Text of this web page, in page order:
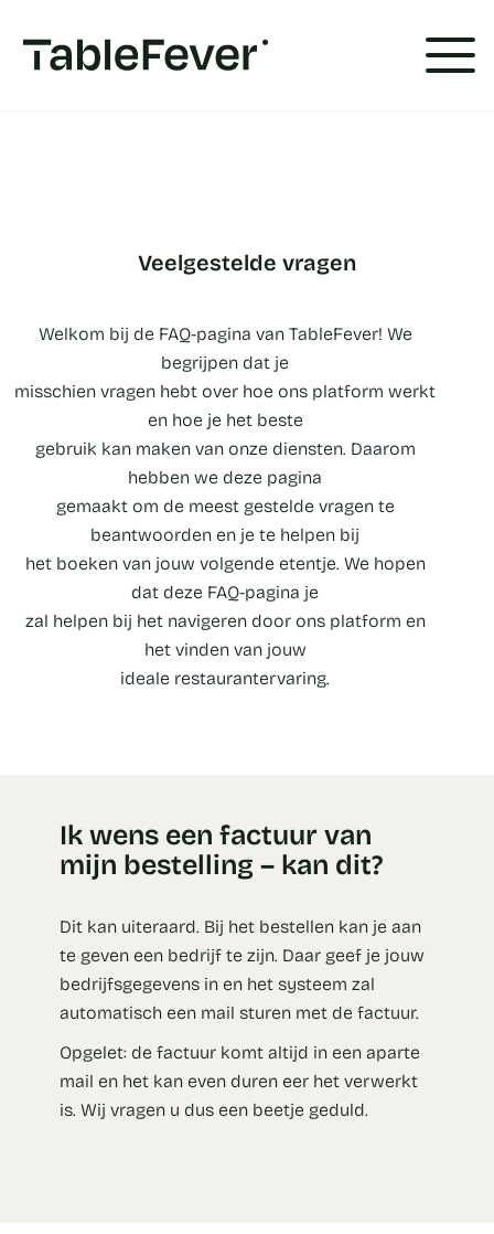
Veelgestelde vragen
Welkom bij de FAQ-pagina van TableFever! We
begrijpen dat je
misschien vragen hebt over hoe ons platform werkt
en hoe je het beste
gebruik kan maken van onze diensten. Daarom
hebben we deze pagina
gemaakt om de meest gestelde vragen te
beantwoorden en je te helpen bij
het boeken van jouw volgende etentje. We hopen
dat deze FAQ-pagina je
zal helpen bij het navigeren door ons platform en
het vinden van jouw
ideale restaurantervaring.
Ik wens een factuur van
mijn bestelling – kan dit?
Dit kan uiteraard. Bij het bestellen kan je aan
te geven een bedrijf te zijn. Daar geef je jouw
bedrijfsgegevens in en het systeem zal
automatisch een mail sturen met de factuur.
Opgelet: de factuur komt altijd in een aparte
mail en het kan even duren eer het verwerkt
is. Wij vragen u dus een beetje geduld.